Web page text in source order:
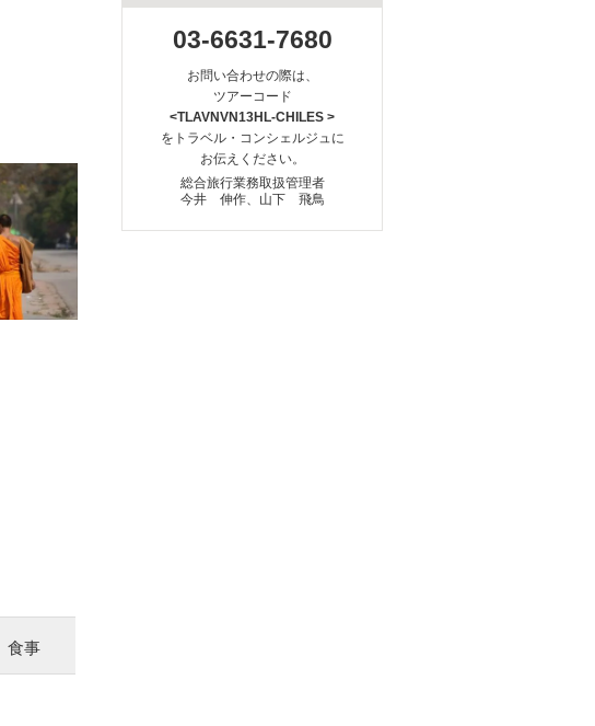
食事
03-6631-7680
お問い合わせの際は、
ツアーコード
<TLAVNVN13HL-CHILES >
をトラベル・コンシェルジュに
お伝えください。
総合旅行業務取扱管理者
今井 伸作、山下 飛鳥